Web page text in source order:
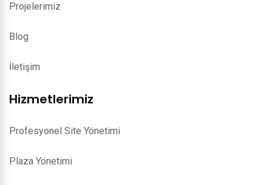
Projelerimiz
Blog
İletişim
Hizmetlerimiz
Profesyonel Site Yönetimi
Plaza Yönetimi